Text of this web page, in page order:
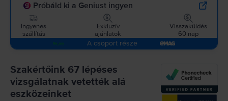
Próbáld ki a Geniust ingyen
Ingyenes
szállítás
Exkluzív
ajánlatok
Visszaküldés
60 nap
A csoport része
Szakértőink 67 lépéses
vizsgálatnak vetették alá
eszközeinket